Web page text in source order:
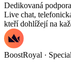
Dedikovaná
Live chat,
kteří dohlížejí na
BoostRoyal ·